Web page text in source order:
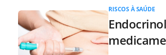
RISCOS À SAÚDE